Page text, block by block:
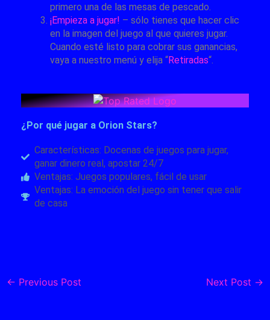
primero una de las mesas de pescado.
¡Empieza a jugar! – sólo tienes que hacer clic
en la imagen del juego al que quieres jugar.
Cuando esté listo para cobrar sus ganancias,
vaya a nuestro menú y elija “Retiradas“.
¿Por qué jugar a Orion Stars?
Características: Docenas de juegos para jugar,
ganar dinero real, apostar 24/7
Ventajas: Juegos populares, fácil de usar
Ventajas: La emoción del juego sin tener que salir
de casa
← Previous Post Next Post →